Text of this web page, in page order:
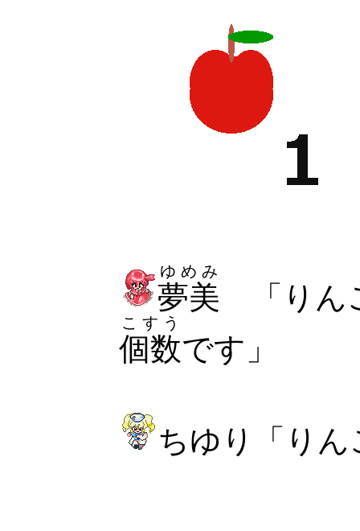
夢美
ゆめみ
「りん
個数
こすう
です」
ちゆり「りん